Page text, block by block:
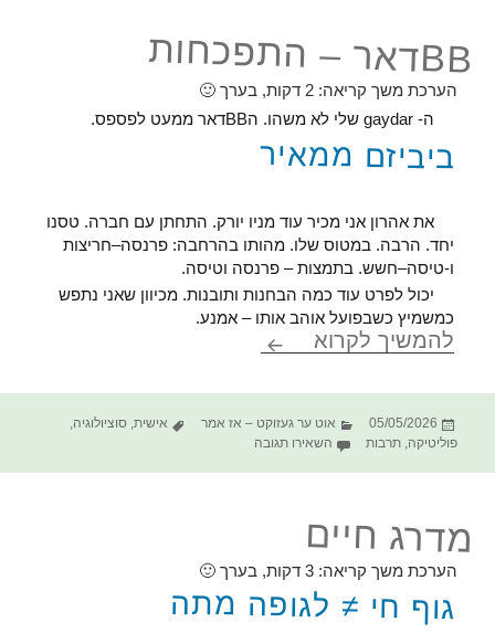
BBדאר – התפכחות
הערכת משך קריאה: 2 דקות, בערך 🙂
ה- gaydar שלי לא משהו. הBBדאר ממעט לפספס.
ביביזם ממאיר
את אהרון אני מכיר עוד מניו יורק. התחתן עם חברה. טסנו
יחד. הרבה. במטוס שלו. מהותו בהרחבה: פרנסה–חריצות
ו-טיסה–חשש. בתמצות – פרנסה וטיסה.
יכול לפרט עוד כמה הבחנות ותובנות. מכיוון שאני נתפש
כמשמיץ כשבפועל אוהב אותו – אמנע.
להמשיך לקרוא BBדאר – התפכחות
פורסם
בתאריך
05/05/2026 קטגוריות
אוט ער געזוקט – אז אמר תגיות
אישית ,סוציולוגיה
פוליטיקה ,תרבות השאירו תגובה
מדרג חיים
הערכת משך קריאה: 3 דקות, בערך 🙂
גוף חי ≠ לגופה מתה